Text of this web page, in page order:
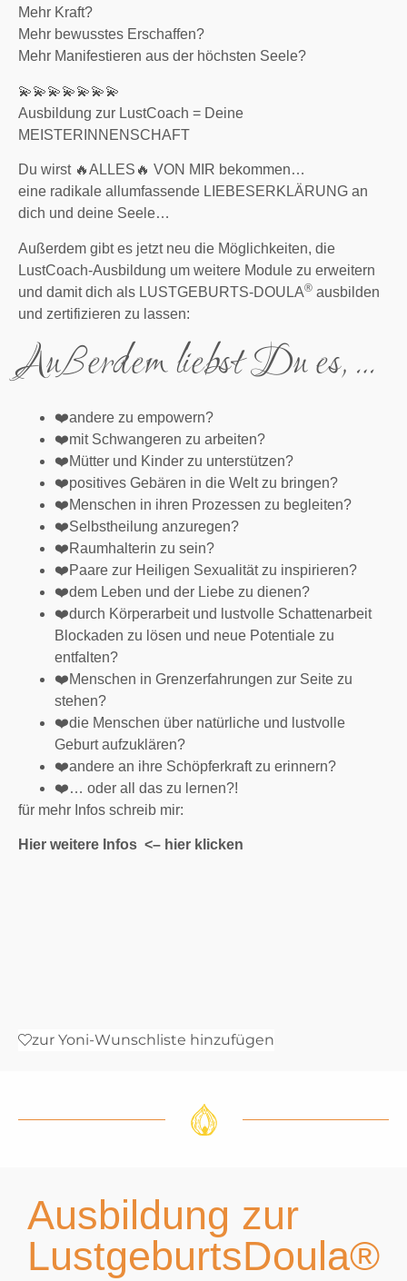
Mehr Kraft?
Mehr bewusstes Erschaffen?
Mehr Manifestieren aus der höchsten Seele?
💫💫💫💫💫💫💫
Ausbildung zur LustCoach = Deine
MEISTERINNENSCHAFT
Du wirst 🔥ALLES🔥 VON MIR bekommen…
eine radikale allumfassende LIEBESERKLÄRUNG an
dich und deine Seele…
Außerdem gibt es jetzt neu die Möglichkeiten, die
LustCoach-Ausbildung um weitere Module zu erweitern
und damit dich als LUSTGEBURTS-DOULA® ausbilden
und zertifizieren zu lassen:
Außerdem liebst Du es, …
❤️andere zu empowern?
❤️mit Schwangeren zu arbeiten?
❤️Mütter und Kinder zu unterstützen?
❤️positives Gebären in die Welt zu bringen?
❤️Menschen in ihren Prozessen zu begleiten?
❤️Selbstheilung anzuregen?
❤️Raumhalterin zu sein?
❤️Paare zur Heiligen Sexualität zu inspirieren?
❤️dem Leben und der Liebe zu dienen?
❤️durch Körperarbeit und lustvolle Schattenarbeit
Blockaden zu lösen und neue Potentiale zu
entfalten?
❤️Menschen in Grenzerfahrungen zur Seite zu
stehen?
❤️die Menschen über natürliche und lustvolle
Geburt aufzuklären?
❤️andere an ihre Schöpferkraft zu erinnern?
❤️… oder all das zu lernen?!
für mehr Infos schreib mir:
Hier weitere Infos <– hier klicken
zur Yoni-Wunschliste hinzufügen
Ausbildung zur
LustgeburtsDoula®